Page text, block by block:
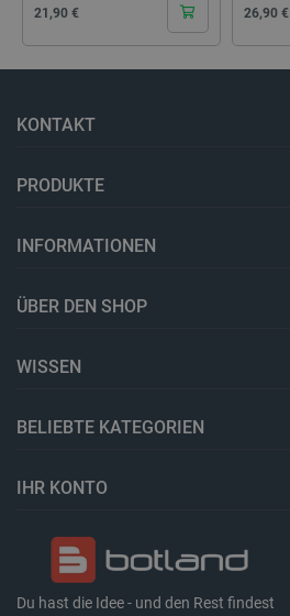
Cena
21,90 € Cena
26,90 €
KONTAKT
PRODUKTE
INFORMATIONEN
ÜBER DEN SHOP
WISSEN
BELIEBTE KATEGORIEN
IHR KONTO
Du hast die Idee - und den Rest findest
Storage declaration
lbx_ac_easystorage
_cltk